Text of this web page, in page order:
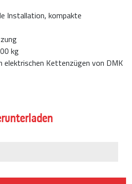
Installation, kompakte
kg
elektrischen Kettenzügen von DMK